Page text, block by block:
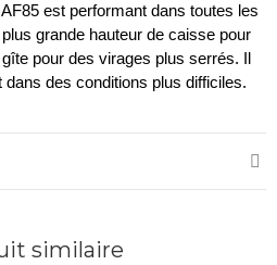
est performant dans toutes les
grande hauteur de caisse pour
pour des virages plus serrés.
des conditions plus difficiles.
similaire